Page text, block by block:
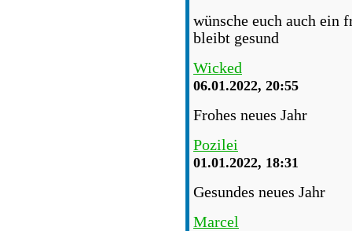
wünsche euch auch ein
bleibt gesund
Wicked
06.01.2022, 20:55
Frohes neues Jahr
Pozilei
01.01.2022, 18:31
Gesundes neues Jahr
Marcel